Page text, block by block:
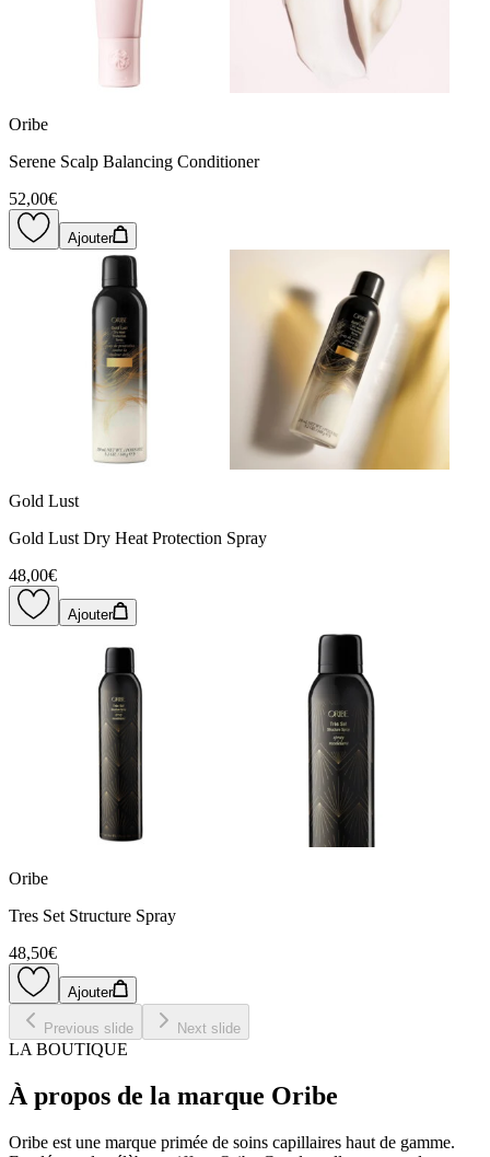
Oribe
Serene Scalp Balancing Conditioner
52,00€
Ajouter
Gold Lust
Gold Lust Dry Heat Protection Spray
48,00€
Ajouter
Oribe
Tres Set Structure Spray
48,50€
Ajouter
Previous slide Next slide
LA BOUTIQUE
À propos de la marque Oribe
Oribe est une marque primée de soins capillaires haut de gamme.